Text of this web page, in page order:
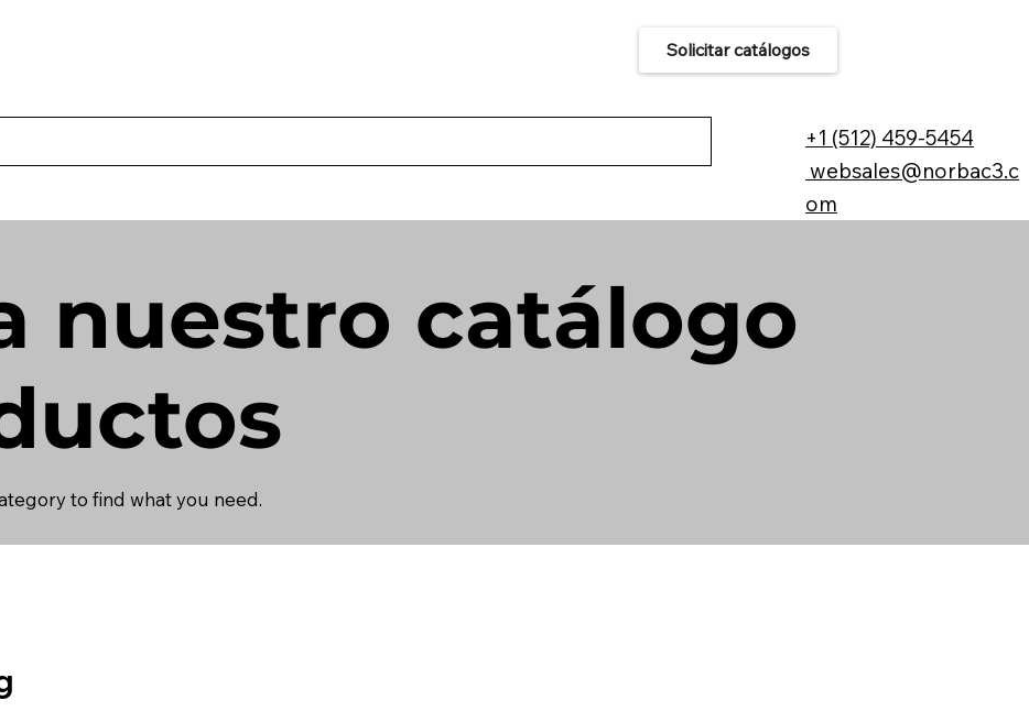
+1 (512) 459-5454
websales@norbac3.c
om
Solicitar catálogos
nuestro catálogo
to find what you need.